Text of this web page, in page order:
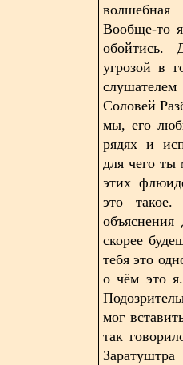
волшебная
Вообще-то
обойтись.
угрозой в
Соловей
мы, его
рядях и
для чего
этих
это такое.
скорее
тебя это
о чём это
мог
так